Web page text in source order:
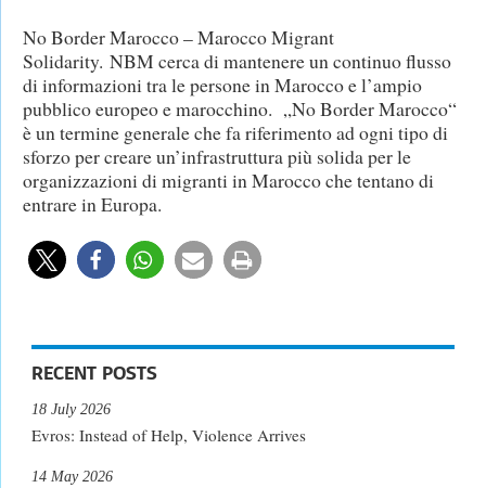
No Border Marocco – Marocco Migrant
Solidarity. NBM cerca di mantenere un continuo flusso
di informazioni tra le persone in Marocco e l’ampio
pubblico europeo e marocchino. „No Border Marocco“
è un termine generale che fa riferimento ad ogni tipo di
sforzo per creare un’infrastruttura più solida per le
organizzazioni di migranti in Marocco che tentano di
entrare in Europa.
RECENT POSTS
Evros: Instead of Help, Violence Arrives
18 July 2026
14 May 2026